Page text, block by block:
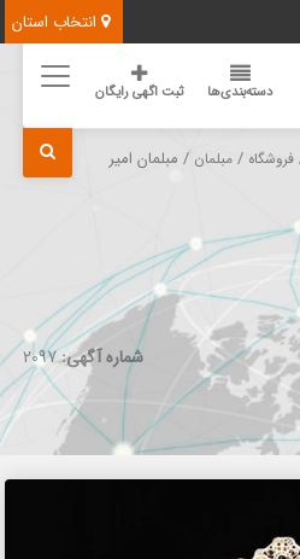
انتخاب استان
دسته‌بندی‌ها ثبت اگهی رایگان
فروشگاه /مبلمان / مبلمان امیر
شماره آگهی:2097